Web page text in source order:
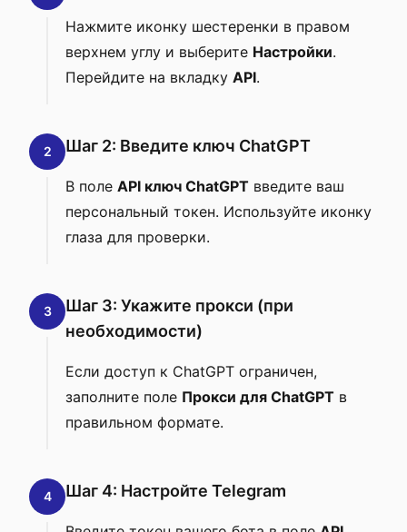
Нажмите иконку шестеренки в правом
верхнем углу и выберите Настройки.
Перейдите на вкладку API.
2 Шаг 2: Введите ключ ChatGPT
В поле API ключ ChatGPT введите ваш
персональный токен. Используйте иконку
глаза для проверки.
3
Шаг 3: Укажите прокси (при
необходимости)
Если доступ к ChatGPT ограничен,
заполните поле Прокси для ChatGPT в
правильном формате.
4 Шаг 4: Настройте Telegram